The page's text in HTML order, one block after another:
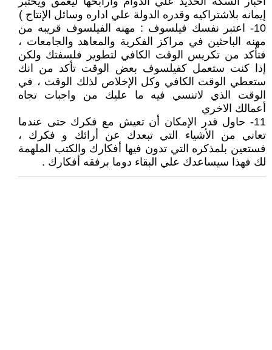
إيمانه بلاشتراكيه وقدره الدولة علي اداره وسائل الإنتاج )
10- اعتبر نفسك فيلسوف : مهنه الفيلسوف قريبه من
مهنه الباحثين في مراكز الفكرية والمعاهد والجامعات ،
فتأكد من تكريس الوقت الكافي لتطوير فلسفتك ولكن
إذا كنت ستعمل كفيلسوف بعض الوقت تأكد من انك
ستعطي الوقت الكافي وكل الإخلاص لذلك الوقت ، في
الوقت الذي لاتنسي فيه ما عليك من واجبات تجاه
أعمالك الاخري
11- حاول قدر الإمكان أن تعيش مع فكرك حتى عندما
تعاني من الأشياء التي تبعدك عن أرائك و فكرك ،
فستعين بلمذكره التي تدون فيها أفكارك والكتب الملهمة
لك فهذا سيساعدك علي البقاء دوما برفقه أفكارك .